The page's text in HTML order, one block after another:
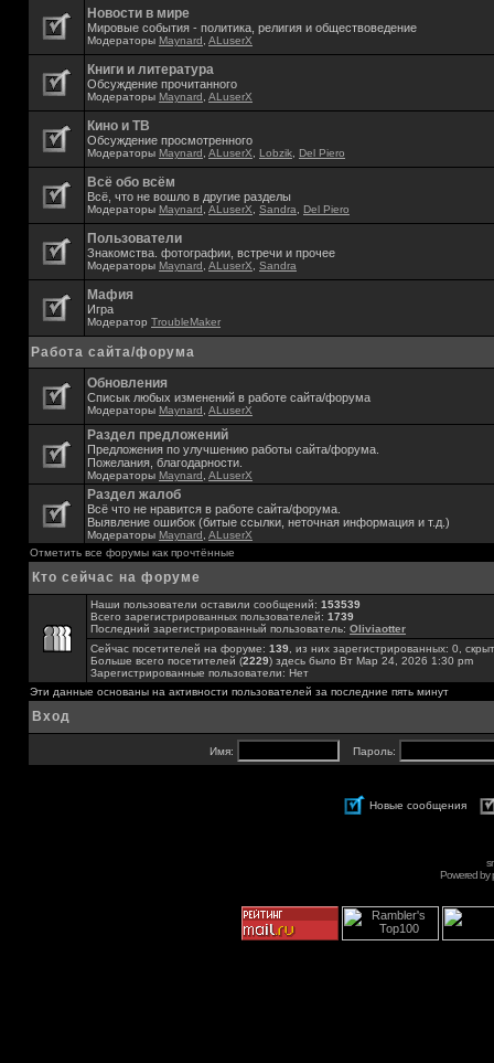
Новости в мире
Мировые события - политика, религия и обществоведение
Модераторы Maynard ALuserX
Книги и литература
Обсуждение прочитанного
Модераторы Maynard ALuserX
Кино и ТВ
Обсуждение просмотренного
Модераторы Maynard ALuserX Lobzik Del Piero
Всё обо всём
Всё, что не вошло в другие разделы
Модераторы Maynard ALuserX Sandra Del Piero
Пользователи
Знакомства. фотографии, встречи и прочее
Модераторы Maynard ALuserX Sandra
Мафия
Игра
Модератор TroubleMaker
Работа сайта/форума
Обновления
Списык любых изменений в работе сайта/форума
Модераторы Maynard ALuserX
Раздел предложений
Предложения по улучшению работы сайта/форума.
Пожелания, благодарности.
Модераторы Maynard ALuserX
Раздел жалоб
Всё что не нравится в работе сайта/форума.
Выявление ошибок (битые ссылки, неточная информация и т.д.)
Модераторы Maynard ALuserX
Отметить все форумы как прочтённые
Кто сейчас на форуме
Наши пользователи оставили сообщений: 153539
Всего зарегистрированных пользователей: 1739
Последний зарегистрированный пользователь: Oliviaotter
Сейчас посетителей на форуме: 139 , из них зарегистрированных: 0,
Больше всего посетителей (2229) здесь было Вт Мар 24, 2026 1:30 pm
Зарегистрированные пользователи: Нет
Эти данные основаны на активности пользователей за последние пять минут
Вход
Имя: Пароль:
Новые сообщения
Powered by